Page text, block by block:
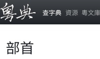
查字典 資源 粵文庫
部首